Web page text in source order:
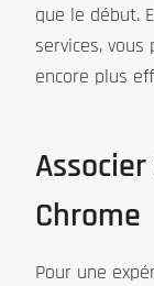
que le début.
services,
encore plus
Chrome
Pour une